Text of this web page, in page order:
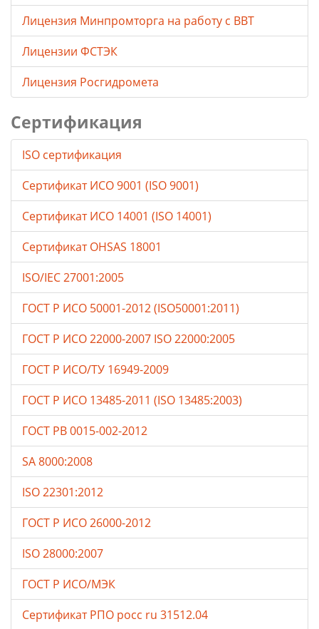
Лицензия Минпромторга на работу с ВВТ
Лицензии ФСТЭК
Лицензия Росгидромета
Сертификация
ISO сертификация
Сертификат ИСО 9001 (ISO 9001)
Сертификат ИСО 14001 (ISO 14001)
Сертификат OHSAS 18001
ISO/IEC 27001:2005
ГОСТ Р ИСО 50001-2012 (ISO50001:2011)
ГОСТ Р ИСО 22000-2007 ISO 22000:2005
ГОСТ Р ИСО/ТУ 16949-2009
ГОСТ Р ИСО 13485-2011 (ISO 13485:2003)
ГОСТ РВ 0015-002-2012
SA 8000:2008
ISO 22301:2012
ГОСТ Р ИСО 26000-2012
ISO 28000:2007
ГОСТ Р ИСО/МЭК
Сертификат РПО росс ru 31512.04